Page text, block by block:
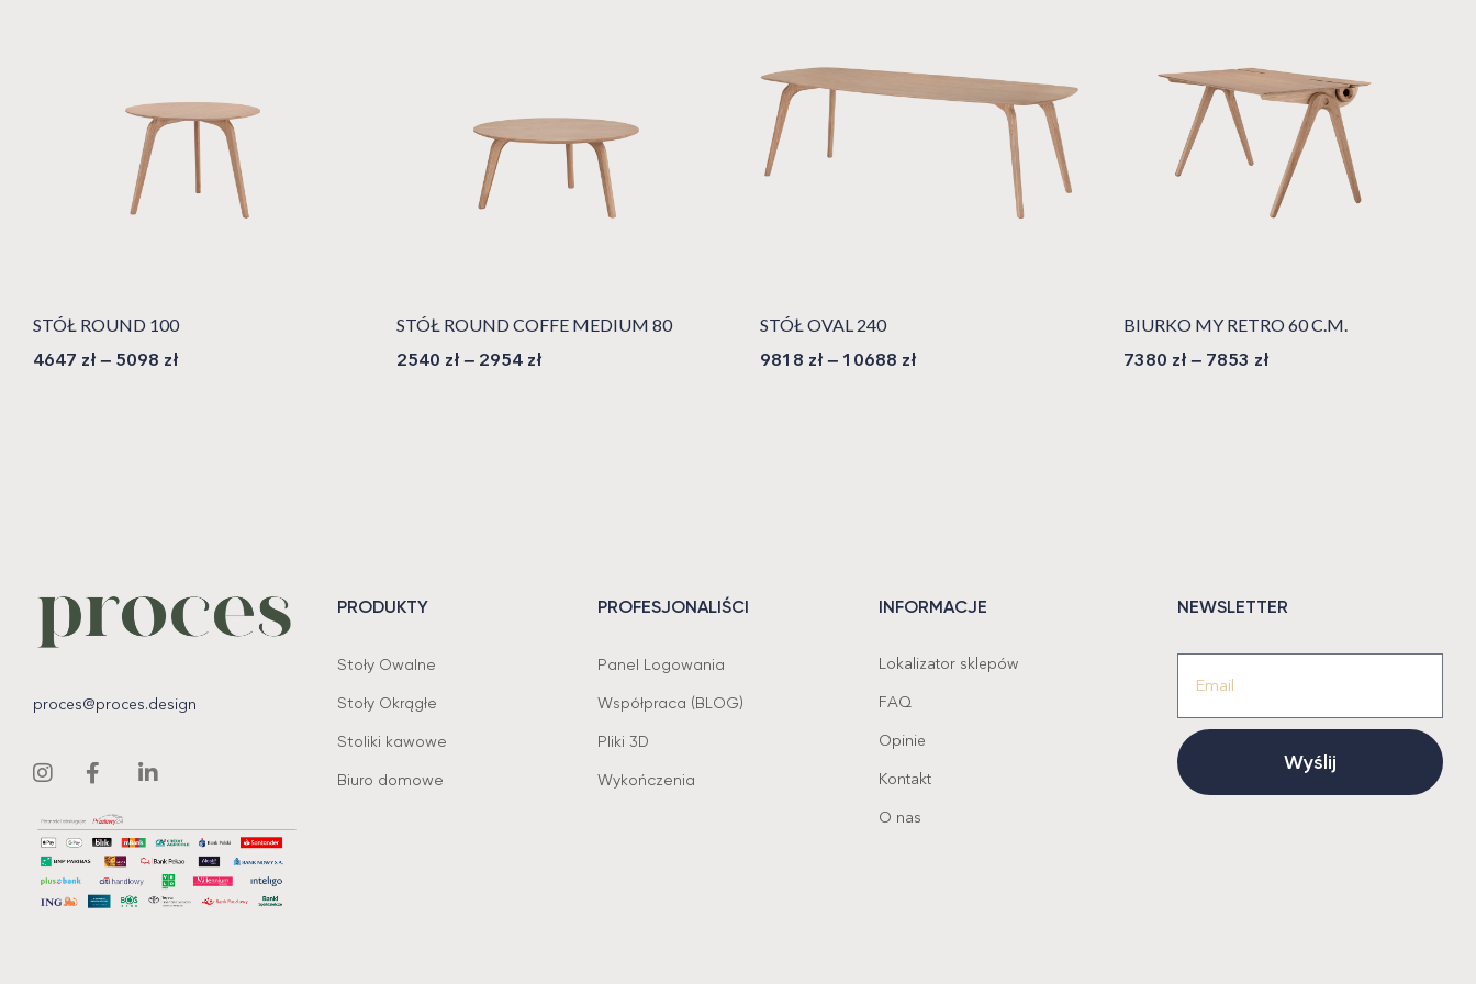
STÓŁ ROUND 100
4647 zł – 5098 zł
STÓŁ ROUND COFFE MEDIUM 80
2540 zł – 2954 zł
STÓŁ OVAL 240
9818 zł – 10688 zł
BIURKO MY RETRO 60 C.M.
7380 zł – 7853 zł
proces@proces.design
PRODUKTY
Stoły Owalne
Stoły Okrągłe
Stoliki kawowe
Biuro domowe
PROFESJONALIŚCI
Panel Logowania
Współpraca (BLOG)
Pliki 3D
Wykończenia
INFORMACJE
Lokalizator sklepów
FAQ
Opinie
Kontakt
O nas
NEWSLETTER
Wyślij